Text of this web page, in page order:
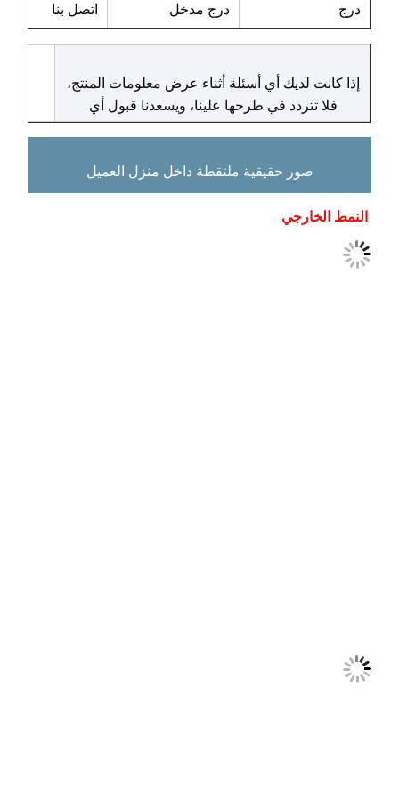
درج درج مدخل اتصل بنا
إذا كانت لديك أي أسئلة أثناء عرض معلومات المنتج،
فلا تتردد في طرحها علينا، ويسعدنا قبول أي
صور حقيقية ملتقطة داخل منزل العميل
النمط الخارجي